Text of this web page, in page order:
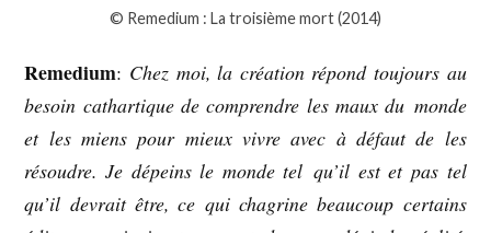
© Remedium : La troisième mort (2014)
Remedium: Chez moi, la création répond toujours au
besoin cathartique de comprendre les maux du monde
et les miens pour mieux vivre avec à défaut de les
résoudre. Je dépeins le monde tel qu’il est et pas tel
qu’il devrait être, ce qui chagrine beaucoup certains